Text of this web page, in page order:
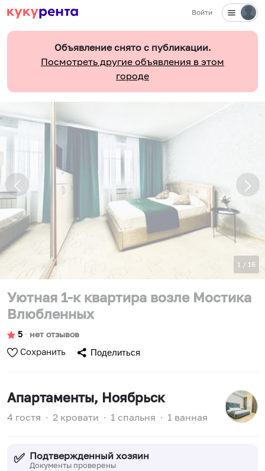
Войти
Объявление снято с публикации.
Посмотреть другие объявления в этом
городе
1 / 16
Уютная 1-к квартира возле Мостика
Влюбленных
5 ∙ нет отзывов
Сохранить Поделиться
Апартаменты, Ноябрьск
4 гостя ∙ 2 кровати ∙ 1 спальня ∙ 1 ванная
✅ Подтвержденный хозяин
Документы проверены